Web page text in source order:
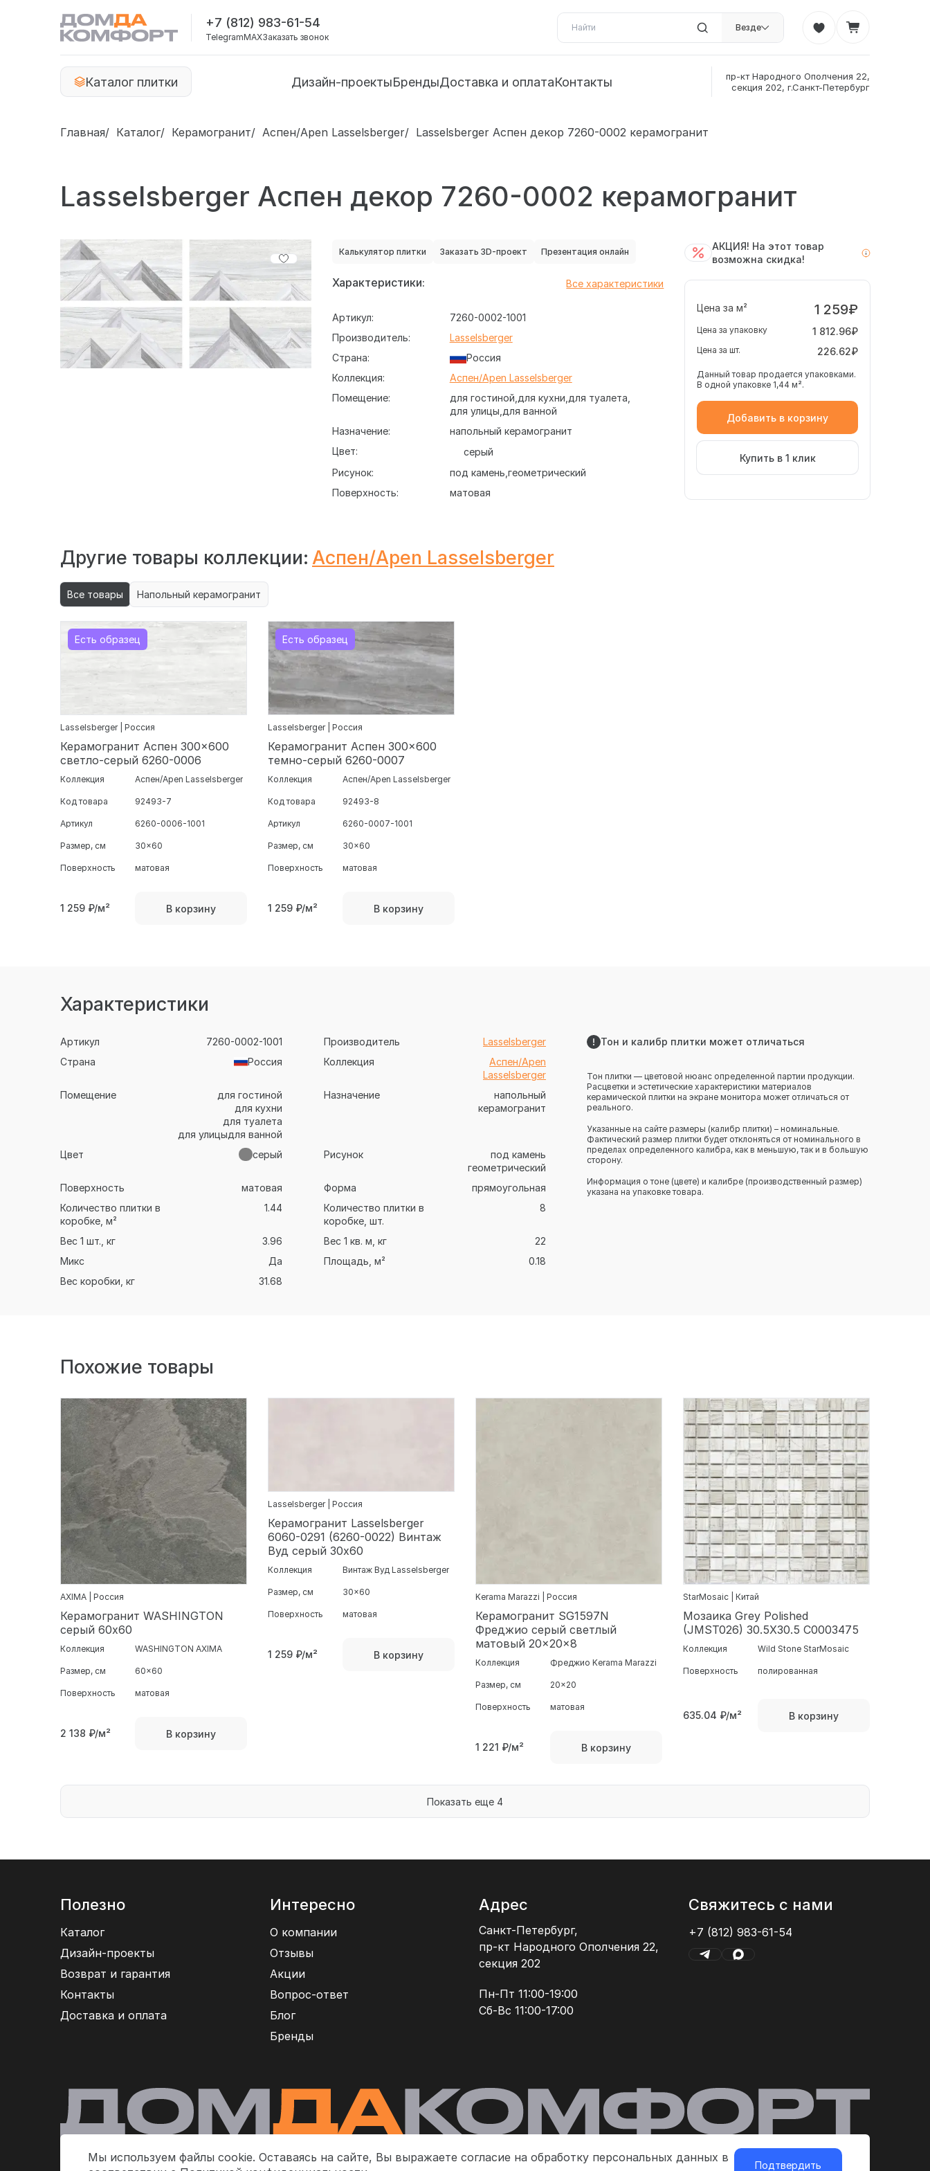
Мы используем файлы cookie. Оставаясь на сайте, Вы выражаете согласие на обработку персональных данных в
Подтвердить
+7 (812) 983-61-54
TelegramMAXЗаказать звонок
Везде
Каталог плитки Дизайн-проектыБрендыДоставка и оплатаКонтакты
пр-кт Народного Ополчения 22,
секция 202, г.Санкт-Петербург
Главная Каталог Керамогранит Аспен/Apen Lasselsberger Lasselsberger Аспен декор 7260-0002 керамогранит
Lasselsberger Аспен декор 7260-0002 керамогранит
Калькулятор плитки Заказать 3D-проект Презентация онлайн
Характеристики:
Артикул:
7260-0002-1001
Производитель:
Lasselsberger
Страна:
Россия
Коллекция:
Аспен/Apen Lasselsberger
Помещение:
для гостиной для кухни для туалета
для улицы для ванной
Назначение:
напольный керамогранит
Цвет:
серый
Рисунок:
под камень геометрический
Поверхность:
матовая
Все характеристики
АКЦИЯ! На этот товар
возможна скидка!
Цена за м² 1 259₽
Цена за упаковку 1 812.96₽
Цена за шт. 226.62₽
Данный товар продается упаковками.
В одной упаковке 1,44 м².
Добавить в корзину
Купить в 1 клик
Другие товары коллекции: Аспен/Apen Lasselsberger
Все товары Напольный керамогранит
Есть образец
Lasselsberger | Россия
Керамогранит Аспен 300x600
светло-серый 6260-0006
Коллекция Аспен/Apen Lasselsberger
Код товара 92493-7
Артикул 6260-0006-1001
Размер, см 30x60
Поверхность матовая
1 259 ₽/м² В корзину
Есть образец
Lasselsberger | Россия
Керамогранит Аспен 300x600
темно-серый 6260-0007
Коллекция Аспен/Apen Lasselsberger
Код товара 92493-8
Артикул 6260-0007-1001
Размер, см 30x60
Поверхность матовая
1 259 ₽/м² В корзину
Характеристики
Артикул 7260-0002-1001 Производитель
Lasselsberger
Страна
Россия Коллекция
Аспен/Apen
Lasselsberger
Помещение
для гостиной
для кухни
для туалета
для улицыдля ванной
Назначение
напольный
керамогранит
Цвет серый Рисунок
под камень
геометрический
Поверхность
матовая Форма
прямоугольная
Количество плитки в
коробке, м²
1.44
Количество плитки в
коробке, шт.
8
Вес 1 шт., кг 3.96 Вес 1 кв. м, кг
22
Микс
Да Площадь, м²
0.18
Вес коробки, кг
31.68
Тон и калибр плитки может отличаться
Тон плитки — цветовой нюанс определенной партии продукции.
Расцветки и эстетические характеристики материалов
керамической плитки на экране монитора может отличаться от
реального.
Указанные на сайте размеры (калибр плитки) – номинальные.
Фактический размер плитки будет отклоняться от номинального в
пределах определенного калибра, как в меньшую, так и в большую
сторону.
Информация о тоне (цвете) и калибре (производственный размер)
указана на упаковке товара.
Похожие товары
AXIMA | Россия
Керамогранит WASHINGTON
серый 60х60
Коллекция WASHINGTON AXIMA
Размер, см 60x60
Поверхность матовая
2 138 ₽/м² В корзину
Lasselsberger | Россия
Керамогранит Lasselsberger
6060-0291 (6260-0022) Винтаж
Вуд серый 30х60
Коллекция Винтаж Вуд Lasselsberger
Размер, см 30x60
Поверхность матовая
1 259 ₽/м² В корзину
Kerama Marazzi | Россия
Керамогранит SG1597N
Фреджио серый светлый
матовый 20x20x8
Коллекция Фреджио Kerama Marazzi
Размер, см 20x20
Поверхность матовая
1 221 ₽/м² В корзину
StarMosaic | Китай
Мозаика Grey Polished
(JMST026) 30.5X30.5 С0003475
Коллекция Wild Stone StarMosaic
Поверхность полированная
635.04 ₽/м² В корзину
Показать еще 4
Полезно
Каталог
Дизайн-проекты
Возврат и гарантия
Контакты
Доставка и оплата
Интересно
О компании
Отзывы
Акции
Вопрос-ответ
Блог
Бренды
Адрес
Санкт-Петербург,
пр-кт Народного Ополчения 22,
секция 202
Пн-Пт 11:00-19:00
Сб-Вс 11:00-17:00
Свяжитесь с нами
+7 (812) 983-61-54